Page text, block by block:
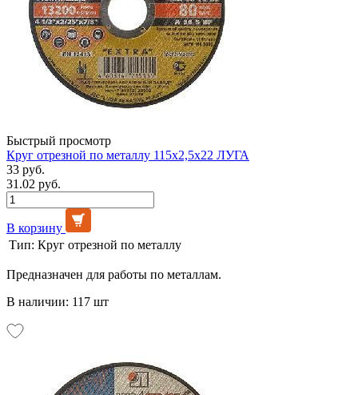
Быстрый просмотр
Круг отрезной по металлу 115х2,5х22 ЛУГА
33 руб.
31.02 руб.
В корзину
Тип: Круг отрезной по металлу
Предназначен для работы по металлам.
В наличии: 117 шт